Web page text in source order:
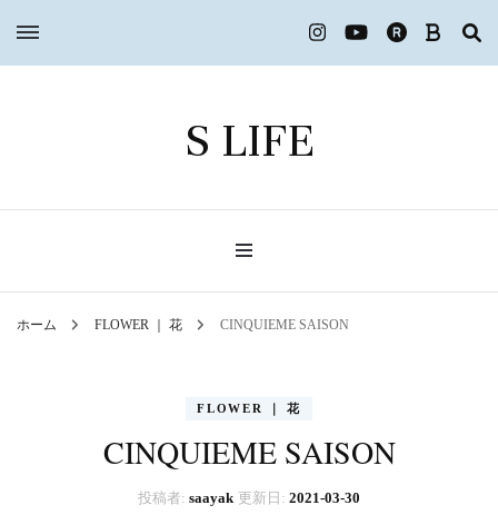
S LIFE
ホーム FLOWER ｜ 花 CINQUIEME SAISON
FLOWER ｜ 花
CINQUIEME SAISON
投稿者: saayak 更新日: 2021-03-30